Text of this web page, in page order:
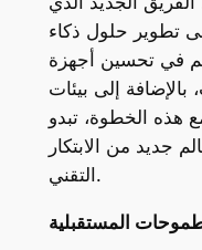
تطوير حلول ذكاء
في تحسين أجهزة
إلى بيئات
هذه الخطوة، تبدو
جديد من الابتكار
التقني.
المستقبلية